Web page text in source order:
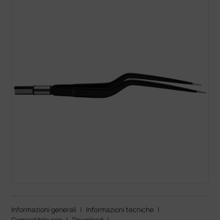
Informazioni generali | Informazioni tecniche |